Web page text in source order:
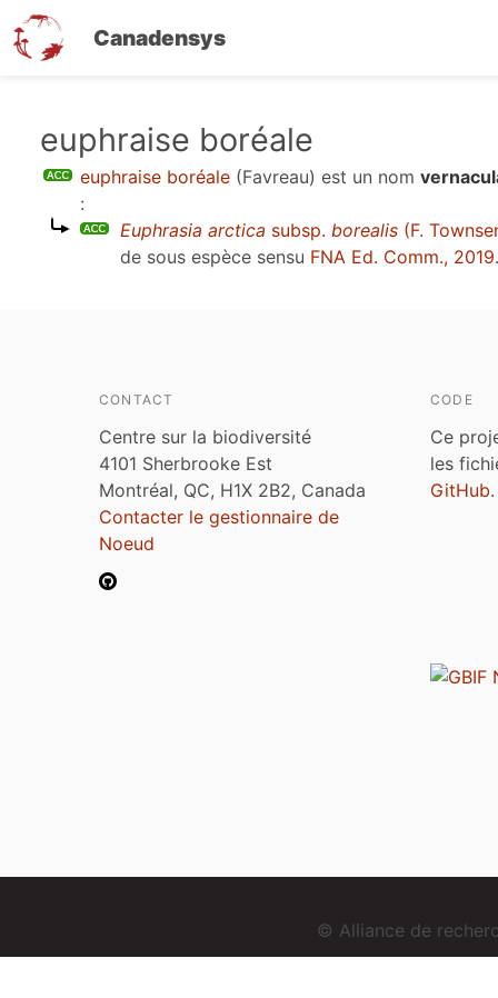
Canadensys
contenu
euphraise boréale
euphraise boréale (Favreau) est un nom
:
Euphrasia arctica subsp. borealis (F.
de sous espèce sensu FNA Ed. Comm., 2019.
CONTACT
Centre sur la biodiversité
4101 Sherbrooke Est
Montréal, QC, H1X 2B2, Canada
Contacter le gestionnaire de
Noeud
CODE
Ce
les
GitHub.
© Alliance de